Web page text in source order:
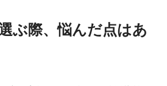
ぶ際、悩んだ点はあ